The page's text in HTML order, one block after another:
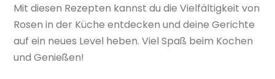
Mit diesen Rezepten kannst du die Vielfältigkeit von
Rosen in der Küche entdecken und deine Gerichte
auf ein neues Level heben. Viel Spaß beim Kochen
und Genießen!